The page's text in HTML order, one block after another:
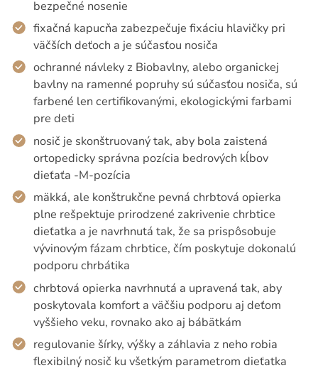
bezpečné nosenie
fixačná kapucňa zabezpečuje fixáciu hlavičky pri
väčších deťoch a je súčasťou nosiča
ochranné návleky z Biobavlny, alebo organickej
bavlny na ramenné popruhy sú súčasťou nosiča, sú
farbené len certifikovanými, ekologickými farbami
pre deti
nosič je skonštruovaný tak, aby bola zaistená
ortopedicky správna pozícia bedrových kĺbov
dieťaťa -M-pozícia
mäkká, ale konštrukčne pevná chrbtová opierka
plne rešpektuje prirodzené zakrivenie chrbtice
dieťatka a je navrhnutá tak, že sa prispôsobuje
vývinovým fázam chrbtice, čím poskytuje dokonalú
podporu chrbátika
chrbtová opierka navrhnutá a upravená tak, aby
poskytovala komfort a väčšiu podporu aj deťom
vyššieho veku, rovnako ako aj bábätkám
regulovanie šírky, výšky a záhlavia z neho robia
flexibilný nosič ku všetkým parametrom dieťatka